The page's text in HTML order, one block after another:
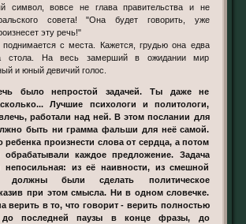
символ, вовсе не глава правительства и не
совета! "Она будет говорить, уже
эту речь!"
с места. Кажется, грудью она едва
cтoла. На весь замерший в ожидании мир
и юный девичий голос.
было непростой задачей. Ты даже не
Лучшие пcихологи и политологи,
работали над ней. В этом послании для
быть ни грамма фальши для неё самой.
ребенка произнести слова от сердца, а потом
каждое предложение. Задача
непосильная: из её наивности, из смешной
должны были сделать политическое
при этом смысла. Ни в одном словечке.
верить в то, что говорит - верить полностью
до последней паузы в конце фразы, до